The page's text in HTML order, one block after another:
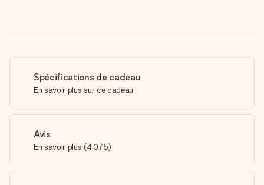
Spécifications de cadeau
En savoir plus sur ce cadeau
Avis
En savoir plus (4,075)